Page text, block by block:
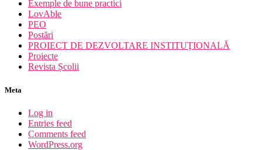
Exemple de bune practici
LovAble
PEO
Postări
PROIECT DE DEZVOLTARE INSTITUŢIONALĂ
Proiecte
Revista Școlii
Meta
Log in
Entries feed
Comments feed
WordPress.org